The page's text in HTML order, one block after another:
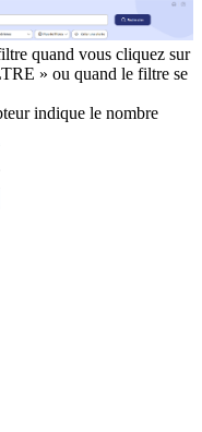
quand vous cliquez sur
» ou quand le filtre se
indique le nombre